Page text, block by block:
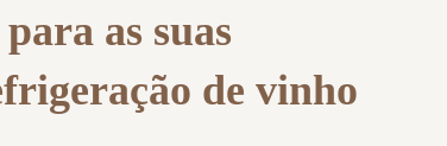
as suas
de vinho